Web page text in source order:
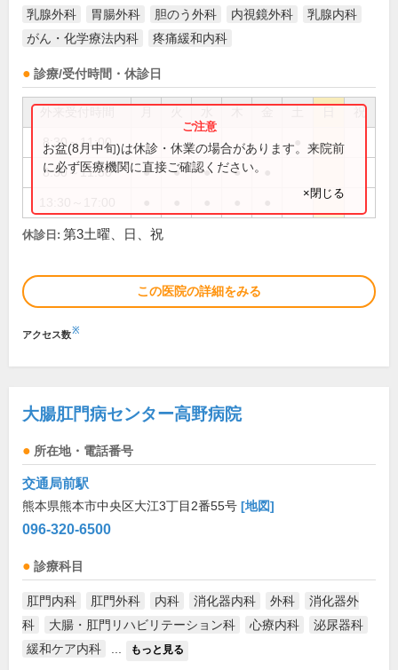
乳腺外科 胃腸外科 胆のう外科 内視鏡外科
乳腺内科
がん・化学療法内科
疼痛緩和内科
診療/受付時間・休診日
祝
8:30～11:00
8:30～11:30 ● ● ● ●
お盆(8月中旬)は休診・休業の場合があります。来院前
に必ず医療機関に直接ご確認ください。
×閉じる
休診日: 第3土曜、日、祝
この医院の詳細をみる
アクセス数※
大腸肛門病センター高野病院
所在地・電話番号
交通局前駅
熊本県熊本市中央区大江3丁目2番55号 [地図]
096-320-6500
診療科目
肛門内科 肛門外科 内科 消化器内科 外科
消化器外
科
大腸・肛門リハビリテーション科 心療内科
泌尿器科
緩和ケア内科
もっと見る